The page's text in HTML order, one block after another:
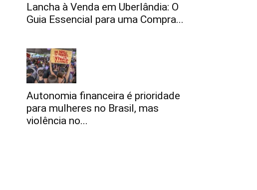
Lancha à Venda em Uberlândia: O
Guia Essencial para uma Compra...
Autonomia financeira é prioridade
para mulheres no Brasil, mas
violência no...